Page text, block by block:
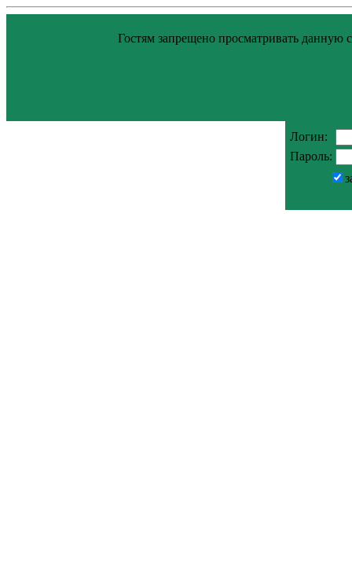
Гостям запрещено просматривать данную
Логин:
Пароль: